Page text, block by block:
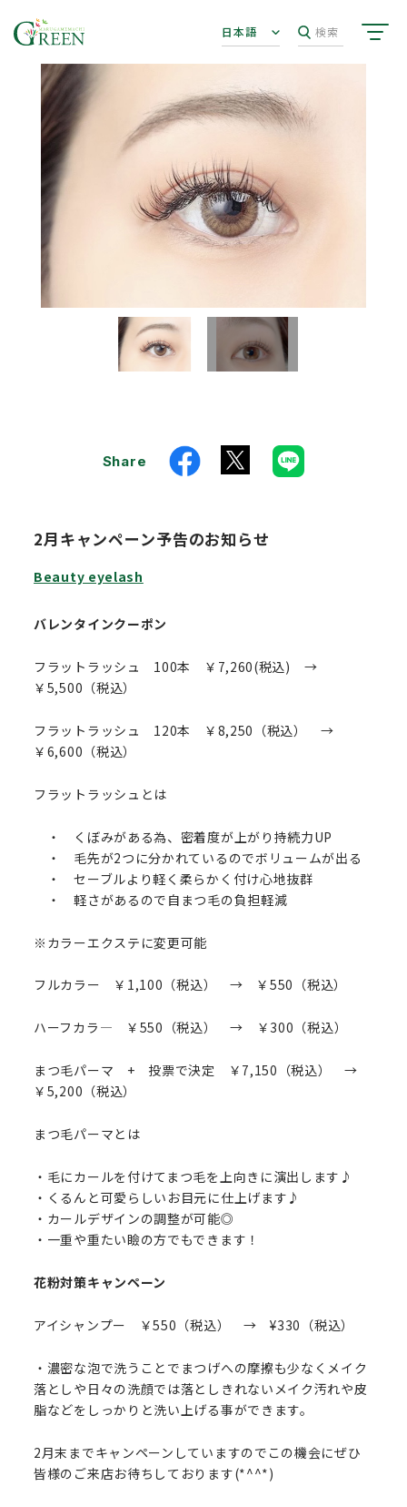
日本語 検索
Share
2月キャンペーン予告のお知らせ
Beauty eyelash
バレンタインクーポン
フラットラッシュ 100本 ￥7,260(税込) →
￥5,500（税込）
フラットラッシュ 120本 ￥8,250（税込） →
￥6,600（税込）
フラットラッシュとは
・ くぼみがある為、密着度が上がり持続力UP
・ 毛先が2つに分かれているのでボリュームが出る
・ セーブルより軽く柔らかく付け心地抜群
・ 軽さがあるので自まつ毛の負担軽減
※カラーエクステに変更可能
フルカラー ￥1,100（税込） → ￥550（税込）
ハーフカラ― ￥550（税込） → ￥300（税込）
まつ毛パーマ + 投票で決定 ￥7,150（税込） →
￥5,200（税込）
まつ毛パーマとは
・毛にカールを付けてまつ毛を上向きに演出します♪
・くるんと可愛らしいお目元に仕上げます♪
・カールデザインの調整が可能◎
・一重や重たい瞼の方でもできます！
花粉対策キャンペーン
アイシャンプー ￥550（税込） → ¥330（税込）
・濃密な泡で洗うことでまつげへの摩擦も少なくメイク
落としや日々の洗顔では落としきれないメイク汚れや皮
脂などをしっかりと洗い上げる事ができます。
2月末までキャンペーンしていますのでこの機会にぜひ
皆様のご来店お待ちしております(*^^*)